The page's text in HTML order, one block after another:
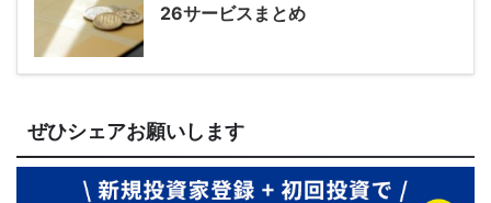
26サービスまとめ
ぜひシェアお願いします